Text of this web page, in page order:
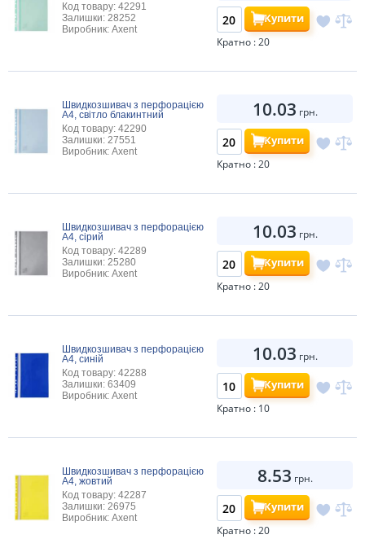
Код товару: 42291
Залишки: 28252
Виробник: Axent
Купити
Кратно : 20
Швидкозшивач з перфорацією
А4, світло блакинтний
Код товару: 42290
Залишки: 27551
Виробник: Axent
10.03 грн.
Купити
Кратно : 20
Швидкозшивач з перфорацією
А4, сірий
Код товару: 42289
Залишки: 25280
Виробник: Axent
10.03 грн.
Купити
Кратно : 20
Швидкозшивач з перфорацією
А4, синій
Код товару: 42288
Залишки: 63409
Виробник: Axent
10.03 грн.
Купити
Кратно : 10
Швидкозшивач з перфорацією
А4, жовтий
Код товару: 42287
Залишки: 26975
Виробник: Axent
8.53 грн.
Купити
Кратно : 20